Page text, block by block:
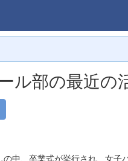
ル部の最近の
中、卒業式が挙行され、女子